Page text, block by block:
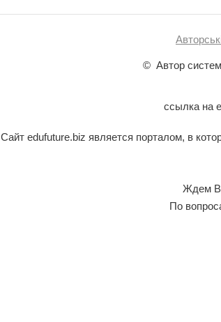
© Автор
ссылка на
Сайт edufuture.biz является порталом, в
Ждем
По